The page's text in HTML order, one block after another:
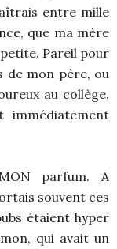
entre mille
que ma mère
Pareil pour
de mon père, ou
au collège.
immédiatement
parfum. A
souvent ces
étaient hyper
qui avait un